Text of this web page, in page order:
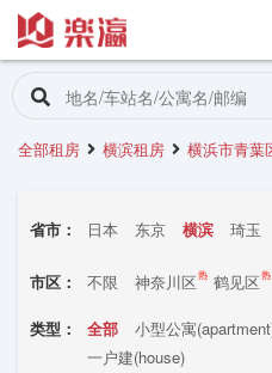
全部租房 横滨租房 横浜市青葉
省市： 日本 东京 横滨 琦玉
市区： 不限 神奈川区热 鹤见区热
戸冢区
栄区 緑区 港
类型： 全部 小型公寓
一户建(house)